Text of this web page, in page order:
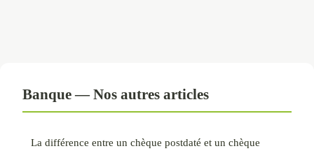
Banque — Nos autres articles
La différence entre un chèque postdaté et un chèque